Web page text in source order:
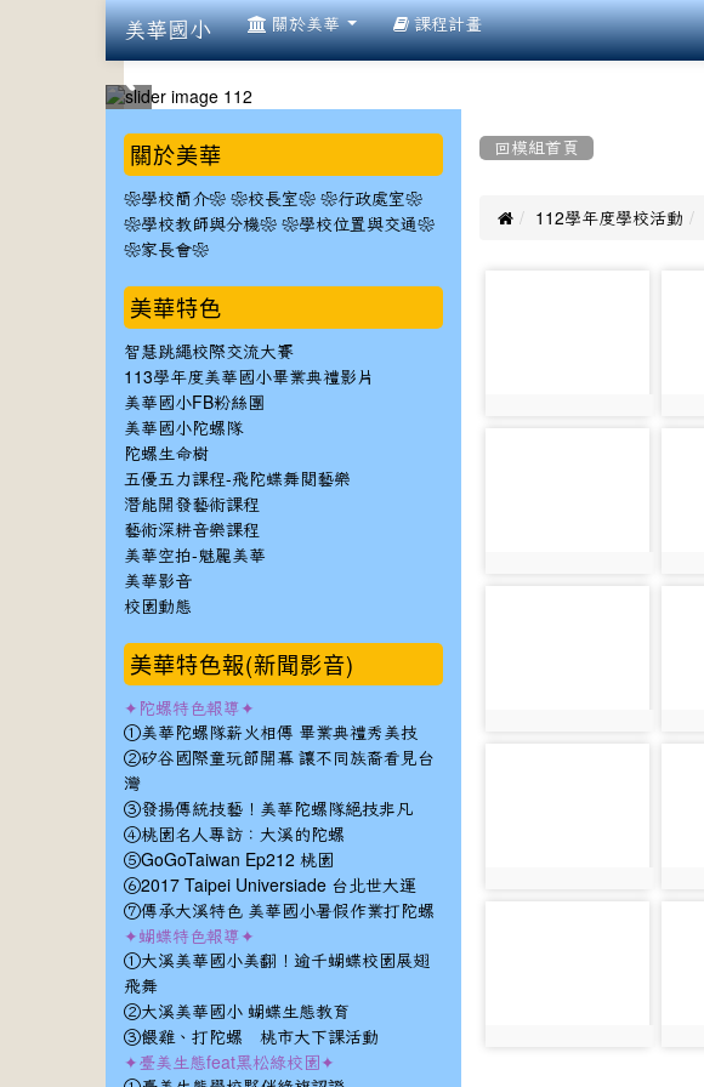
美華國小 關於美華 課程計畫
回模組首頁
 112學年度學校活動
::: 關於美華
❀學校簡介❀ ❀校長室❀ ❀行政處室❀
❀學校教師與分機❀ ❀學校位置與交通❀
❀家長會❀
美華特色
智慧跳繩校際交流大賽
113學年度美華國小畢業典禮影片
美華國小FB粉絲團
美華國小陀螺隊
陀螺生命樹
五優五力課程-飛陀蝶舞閱藝樂
潛能開發藝術課程
藝術深耕音樂課程
美華空拍-魅麗美華
美華影音
校園動態
美華特色報(新聞影音)
✦陀螺特色報導✦
①美華陀螺隊薪火相傳 畢業典禮秀美技
②矽谷國際童玩節開幕 讓不同族裔看見台
灣
③發揚傳統技藝！美華陀螺隊絕技非凡
④桃園名人專訪：大溪的陀螺
⑤GoGoTaiwan Ep212 桃園
⑥2017 Taipei Universiade 台北世大運
⑦傳承大溪特色 美華國小暑假作業打陀螺
✦蝴蝶特色報導✦
①大溪美華國小美翻！逾千蝴蝶校園展翅
飛舞
②大溪美華國小 蝴蝶生態教育
③餵雞、打陀螺 桃市大下課活動
✦臺美生態feat黑松綠校園✦